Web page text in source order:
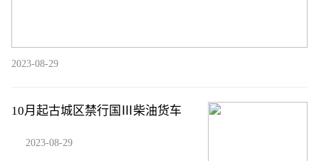
2023-08-29
10月起古城区禁行国Ⅲ柴油货车
2023-08-29